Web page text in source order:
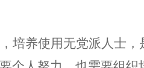
培养使用无党派人士